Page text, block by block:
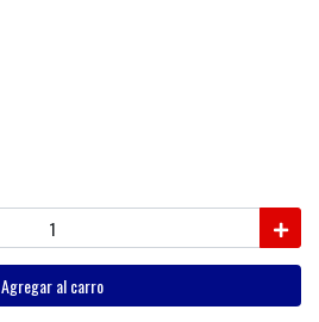
Agregar al carro